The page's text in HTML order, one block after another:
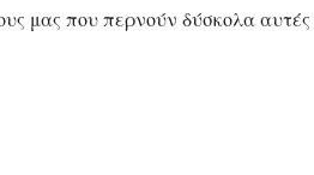
μας που περνούν δύσκολα αυτές